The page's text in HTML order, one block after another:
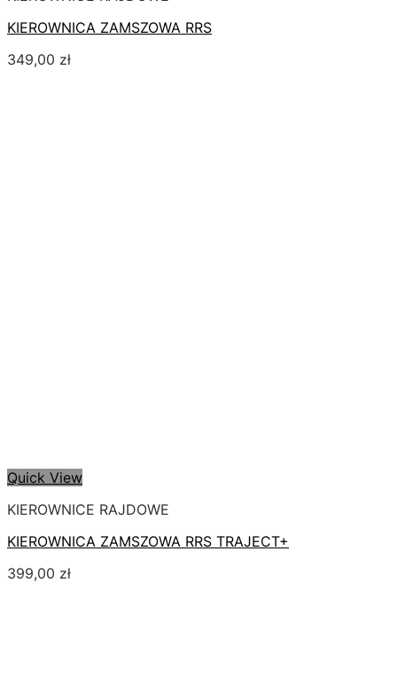
KIEROWNICA ZAMSZOWA RRS
349,00 zł
Quick View
KIEROWNICE RAJDOWE
KIEROWNICA ZAMSZOWA RRS TRAJECT+
399,00 zł